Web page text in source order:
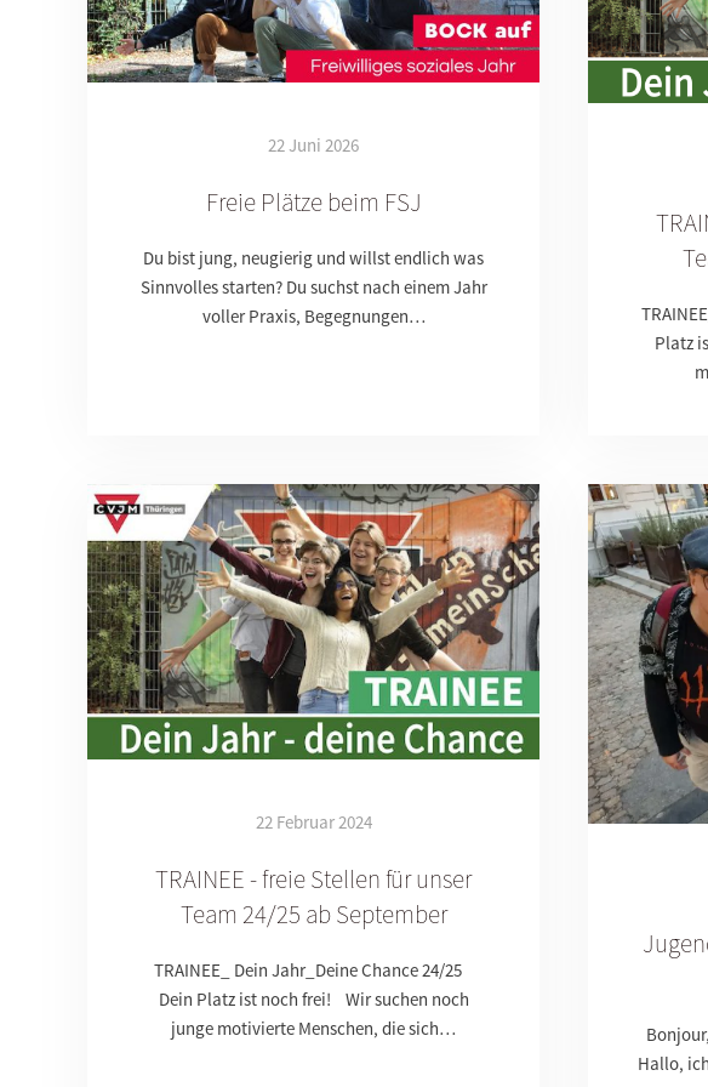
22 Juni 2026
Freie Plätze beim FSJ
Du bist jung, neugierig und willst endlich was
Sinnvolles starten? Du suchst nach einem Jahr
voller Praxis, Begegnungen…
Platz
22 Februar 2024
TRAINEE - freie Stellen für unser
Team 24/25 ab September
TRAINEE_ Dein Jahr_Deine Chance 24/25
Dein Platz ist noch frei! Wir suchen noch
junge motivierte Menschen, die sich…
Hallo,